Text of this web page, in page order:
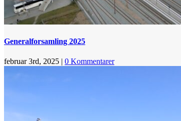
Generalforsamling 2025
februar 3rd, 2025 | 0 Kommentarer